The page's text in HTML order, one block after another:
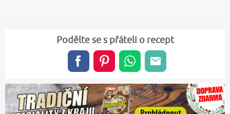
Podělte se s přáteli o recept